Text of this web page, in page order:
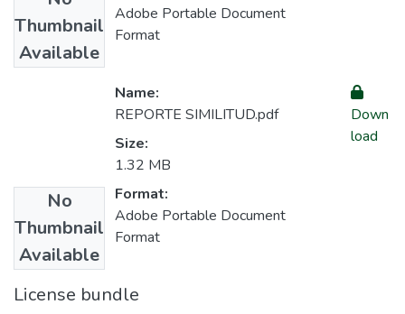
Thumbnail
Available
Adobe Portable Document
Format
No
Thumbnail
Available
Name:
REPORTE SIMILITUD.pdf
Size:
1.32 MB
Format:
Adobe Portable Document
Format
Down
load
License bundle